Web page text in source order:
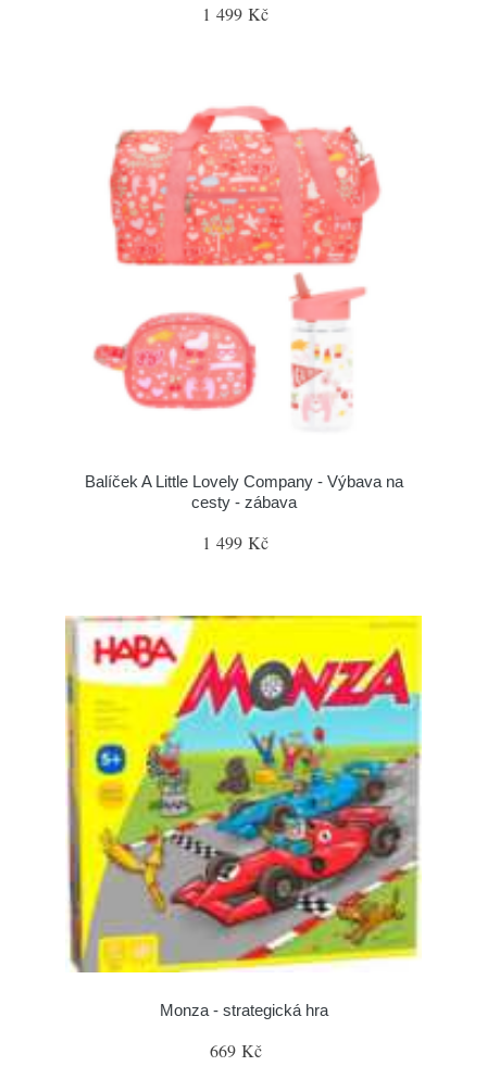
1 499 Kč
Balíček A Little Lovely Company - Výbava na
cesty - zábava
1 499 Kč
Monza - strategická hra
669 Kč